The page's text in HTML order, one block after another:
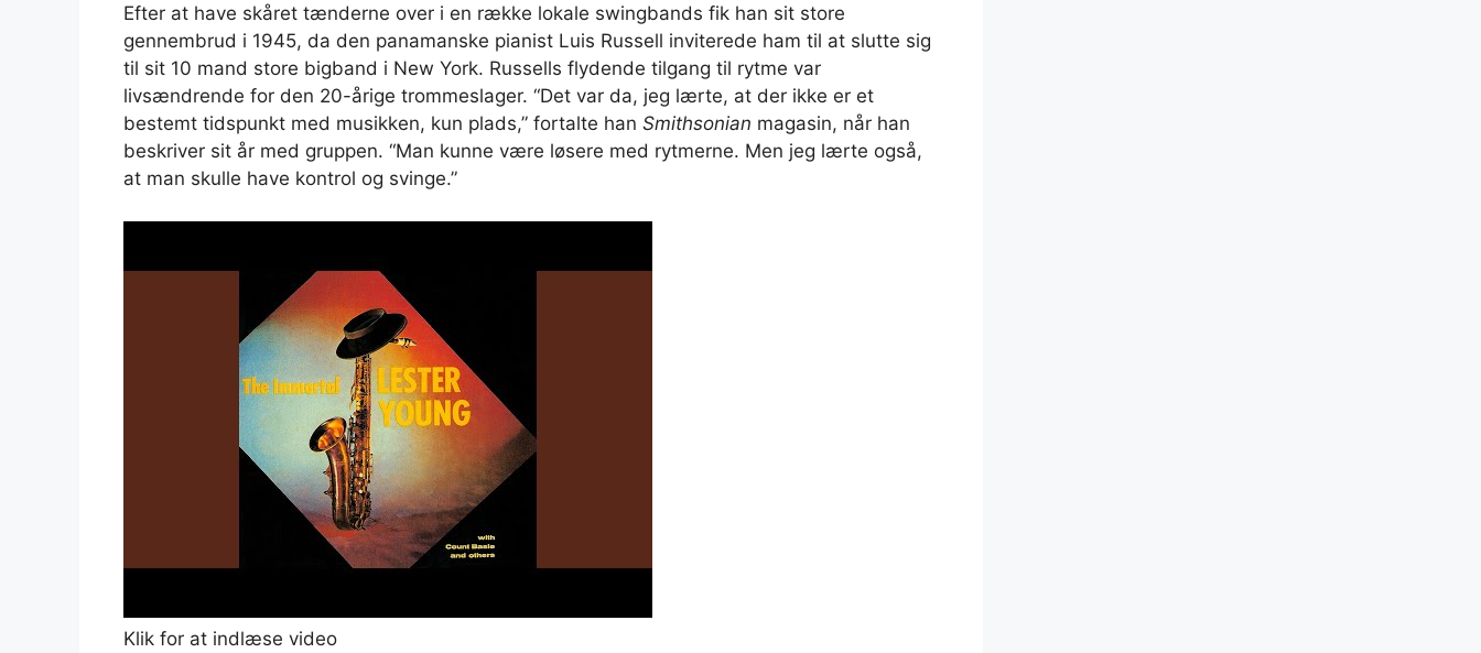
Efter at have skåret tænderne over i en række lokale swingbands fik han sit store
gennembrud i 1945, da den panamanske pianist Luis Russell inviterede ham til at slutte sig
til sit 10 mand store bigband i New York. Russells flydende tilgang til rytme var
livsændrende for den 20-årige trommeslager. “Det var da, jeg lærte, at der ikke er et
bestemt tidspunkt med musikken, kun plads,” fortalte han Smithsonian magasin, når han
beskriver sit år med gruppen. “Man kunne være løsere med rytmerne. Men jeg lærte også,
at man skulle have kontrol og svinge.”
Klik for at indlæse video